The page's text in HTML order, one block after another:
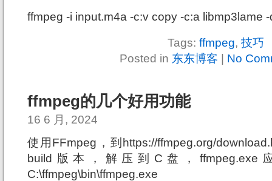
ffmpeg -i input.m4a -c:v copy -c:a libmp3lame
Tags: ffmpeg, 技巧
Posted in 东东博客 No
ffmpeg的几个好用功能
16 6 月, 2024
使用FFmpeg，到https://ffmpeg.org/
build版本，解压到C盘，
C:\ffmpeg\bin\ffmpeg.exe